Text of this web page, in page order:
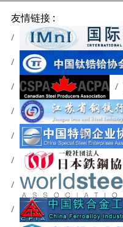
友情链接 :